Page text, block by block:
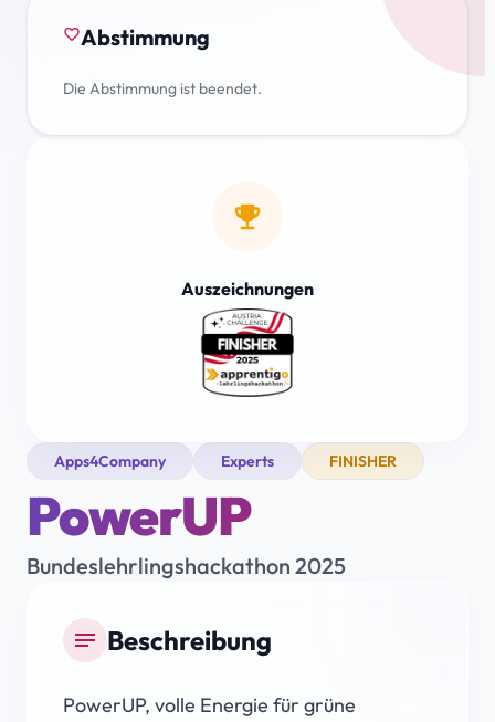
favorite_borderAbstimmung
Die Abstimmung ist beendet.
emoji_events
Auszeichnungen
Apps4Company Experts FINISHER
PowerUP
Bundeslehrlingshackathon 2025
notes Beschreibung
PowerUP, volle Energie für grüne